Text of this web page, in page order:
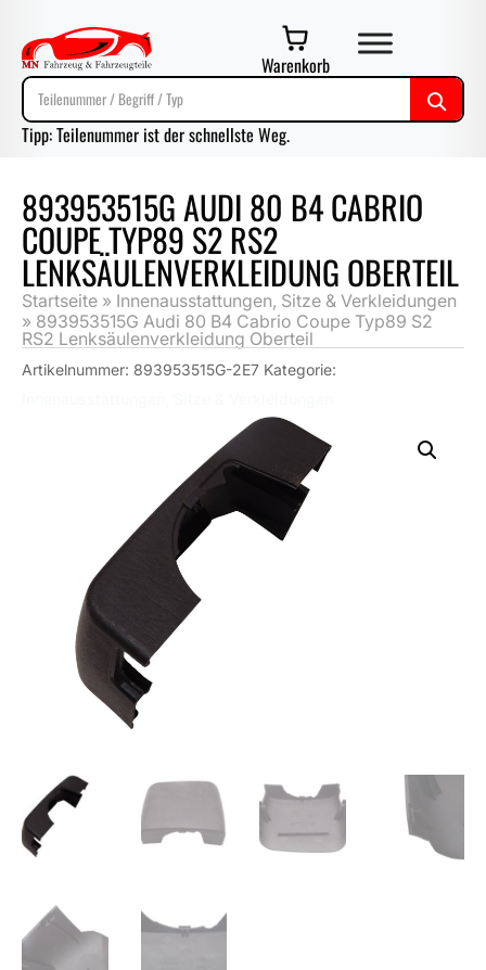
Warenkorb
Tipp: Teilenummer ist der schnellste Weg.
893953515G AUDI 80 B4 CABRIO
COUPE TYP89 S2 RS2
LENKSÄULENVERKLEIDUNG OBERTEIL
Startseite » Innenausstattungen, Sitze & Verkleidungen
» 893953515G Audi 80 B4 Cabrio Coupe Typ89 S2
RS2 Lenksäulenverkleidung Oberteil
Artikelnummer: 893953515G-2E7 Kategorie: